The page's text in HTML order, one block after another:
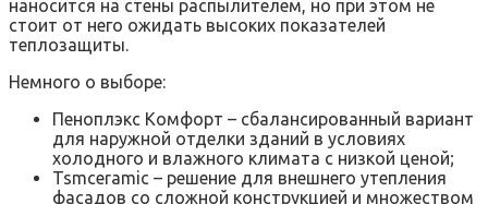
наносится на стены распылителем, но при этом не
стоит от него ожидать высоких показателей
теплозащиты.
Немного о выборе:
Пеноплэкс Комфорт – сбалансированный вариант
для наружной отделки зданий в условиях
холодного и влажного климата с низкой ценой;
Tsmceramic – решение для внешнего утепления
фасадов со сложной конструкцией и множеством